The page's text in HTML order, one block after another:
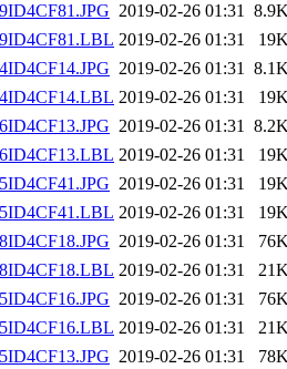
2019-02-26 01:31
2019-02-26 01:31
2019-02-26 01:31
2019-02-26 01:31
2019-02-26 01:31
2019-02-26 01:31
2019-02-26 01:31
2019-02-26 01:31
2019-02-26 01:31
2019-02-26 01:31
2019-02-26 01:31
2019-02-26 01:31
2019-02-26 01:31